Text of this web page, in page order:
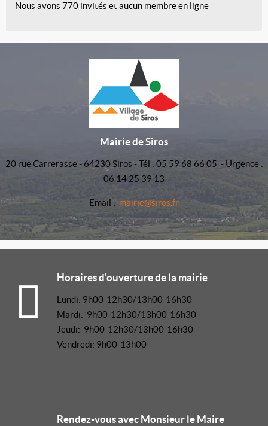
Nous avons 770 invités et aucun membre en ligne
Mairie de Siros
20 rue Carrerasse - 64230 Siros - Tél : 05 59 68 66 05 - Urgence :
06 14 25 39 13
Email : mairie@siros.fr
Horaires d'ouverture de la mairie
Lundi: 9h00-12h30/13h00-16h30
Mardi: 9h00-12h30/13h00-16h30
Jeudi: 9h00-12h30/13h00-16h30
Vendredi: 9h00-13h00
Rendez-vous avec Monsieur le Maire